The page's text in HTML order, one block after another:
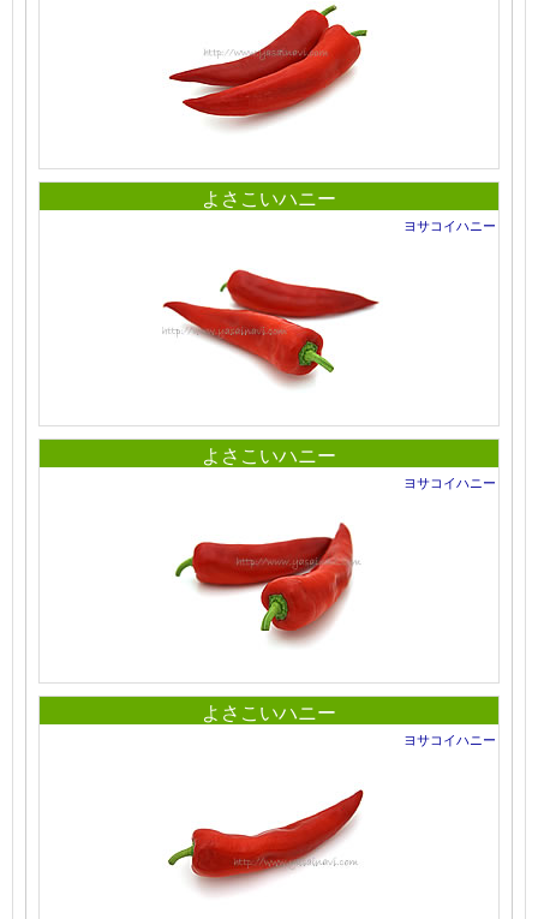
よさこいハニー
ヨサコイハニー
よさこいハニー
ヨサコイハニー
よさこいハニー
ヨサコイハニー